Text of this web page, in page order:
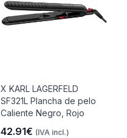
X KARL LAGERFELD
SF321L Plancha de pelo
Caliente Negro, Rojo
42.91€ (IVA incl.)